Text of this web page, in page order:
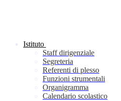
Istituto
Staff dirigenziale
Segreteria
Referenti di plesso
Funzioni strumentali
Organigramma
Calendario scolastico